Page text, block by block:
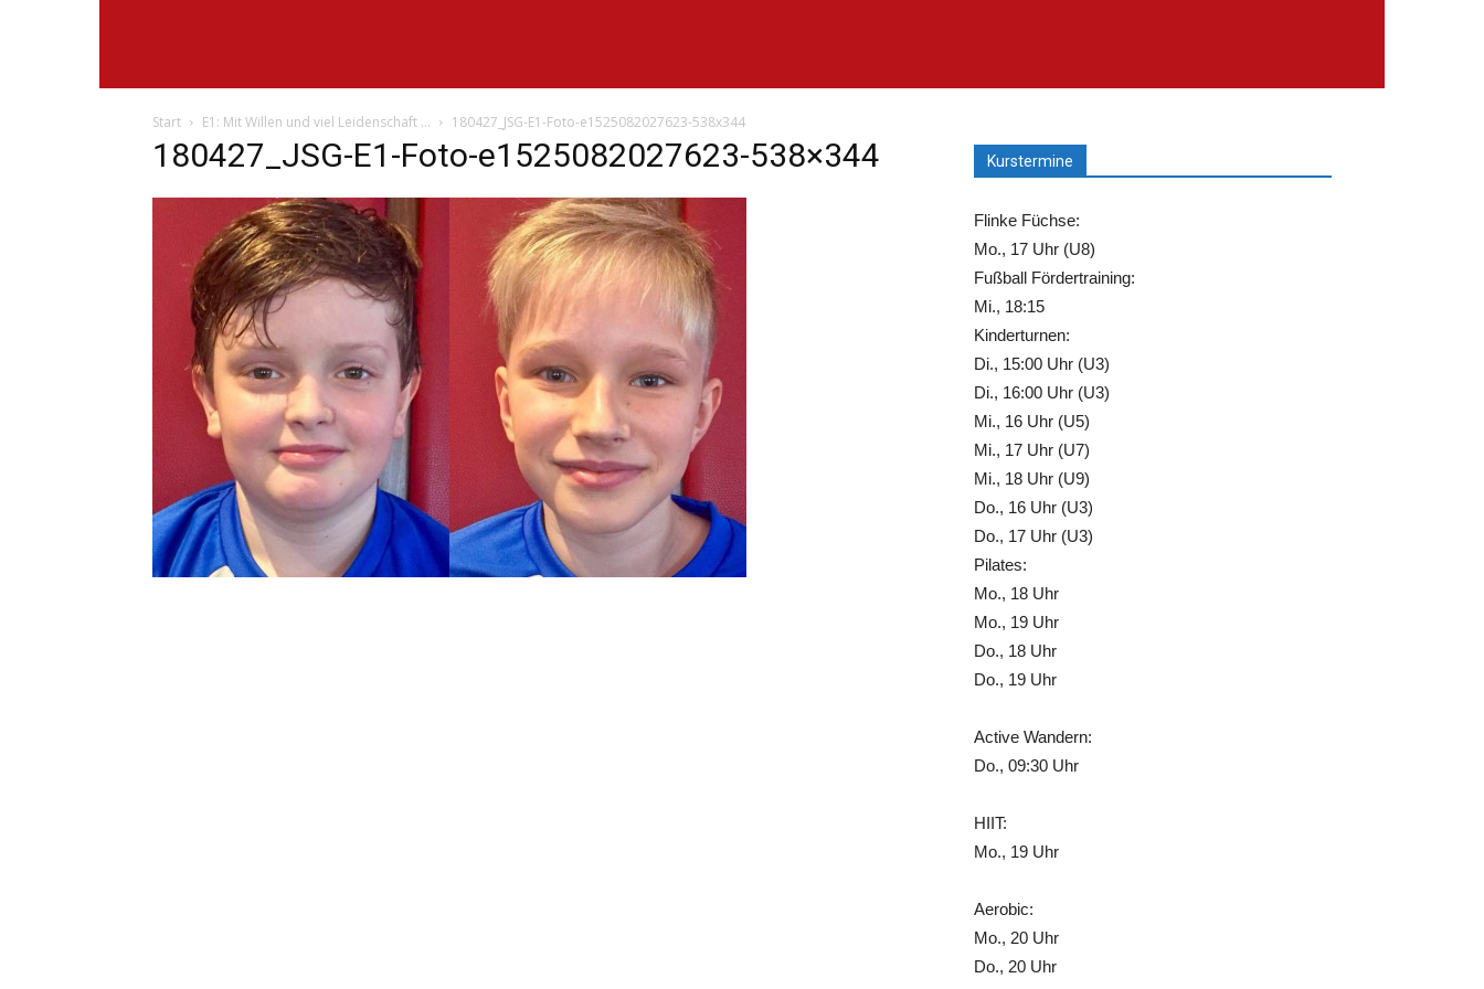
Start E1: Mit Willen und viel Leidenschaft … 180427_JSG-E1-Foto-e1525082027623-538x344
180427_JSG-E1-Foto-e1525082027623-538×344 Kurstermine
Flinke Füchse:
Mo., 17 Uhr (U8)
Fußball Fördertraining:
Mi., 18:15
Kinderturnen:
Di., 15:00 Uhr (U3)
Di., 16:00 Uhr (U3)
Mi., 16 Uhr (U5)
Mi., 17 Uhr (U7)
Mi., 18 Uhr (U9)
Do., 16 Uhr (U3)
Do., 17 Uhr (U3)
Pilates:
Mo., 18 Uhr
Mo., 19 Uhr
Do., 18 Uhr
Do., 19 Uhr
Active Wandern:
Do., 09:30 Uhr
HIIT:
Mo., 19 Uhr
Aerobic:
Mo., 20 Uhr
Do., 20 Uhr